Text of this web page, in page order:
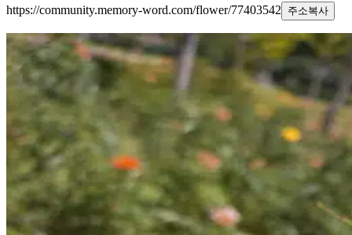
https://community.memory-word.com/flower/77403542
주소복사